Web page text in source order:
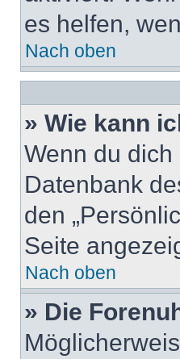
es helfen,
Nach oben
» Wie kann
Wenn du
Datenbank
den
Seite
Nach oben
» Die